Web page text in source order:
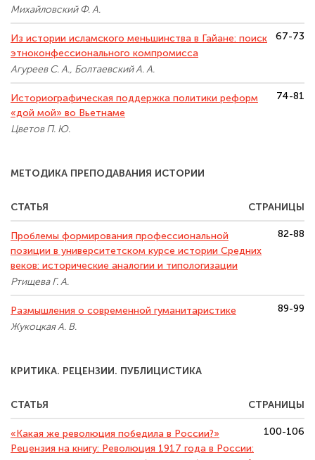
Михайловский Ф. А.
Из истории исламского меньшинства в Гайане: поиск
этноконфессионального компромисса
Агуреев С. А., Болтаевский А. А.
67-73
Историографическая поддержка политики реформ
«дой мой» во Вьетнаме
Цветов П. Ю.
74-81
МЕТОДИКА ПРЕПОДАВАНИЯ ИСТОРИИ
СТАТЬЯ СТРАНИЦЫ
Проблемы формирования профессиональной
позиции в университетском курсе истории Средних
веков: исторические аналогии и типологизации
Ртищева Г. А.
82-88
Размышления о современной гуманитаристике
Жукоцкая А. В.
89-99
КРИТИКА. РЕЦЕНЗИИ. ПУБЛИЦИСТИКА
СТАТЬЯ СТРАНИЦЫ
«Какая же революция победила в России?»
Рецензия на книгу: Революция 1917 года в России:
100-106